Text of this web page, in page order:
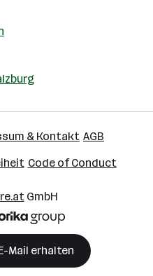
& Kontakt AGB
Code of Conduct
GmbH
Mail erhalten